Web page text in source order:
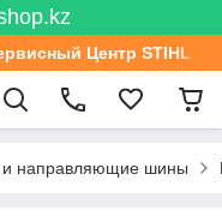
Центр STIHL
направляющие шины